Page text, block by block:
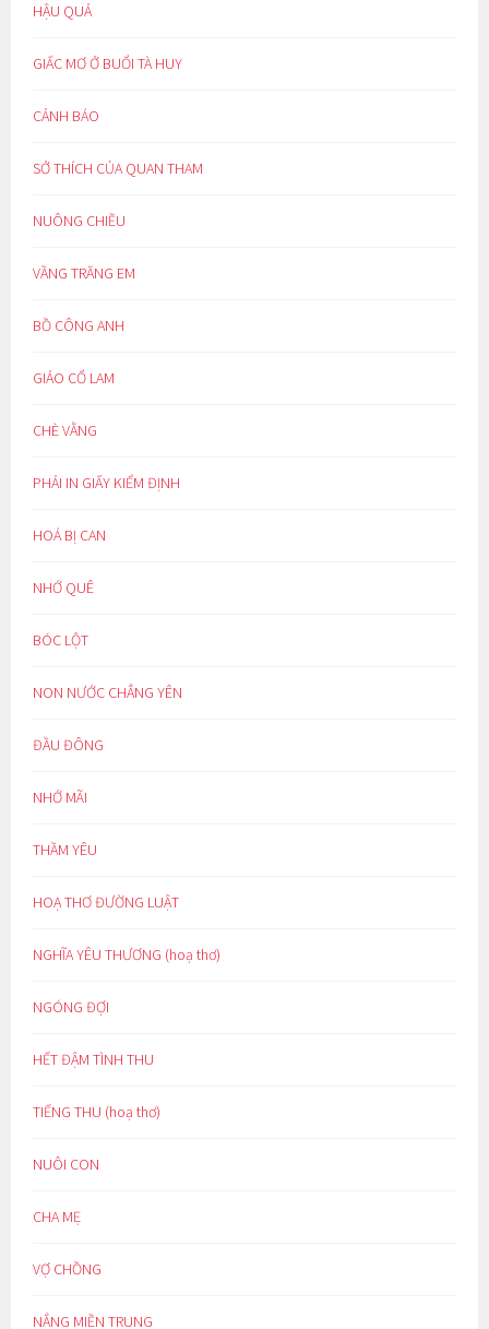
HẬU QUẢ
GIẤC MƠ Ở BUỔI TÀ HUY
CẢNH BÁO
SỞ THÍCH CỦA QUAN THAM
NUÔNG CHIỀU
VẦNG TRĂNG EM
BỒ CÔNG ANH
GIẢO CỔ LAM
CHÈ VẰNG
PHẢI IN GIẤY KIỂM ĐỊNH
HOÁ BỊ CAN
NHỚ QUÊ
BÓC LỘT
NON NƯỚC CHẲNG YÊN
ĐẦU ĐÔNG
NHỚ MÃI
THẦM YÊU
HOẠ THƠ ĐƯỜNG LUẬT
NGHĨA YÊU THƯƠNG (hoạ thơ)
NGÓNG ĐỢI
HẾT ĐẬM TÌNH THU
TIẾNG THU (hoạ thơ)
NUÔI CON
CHA MẸ
VỢ CHỒNG
NẮNG MIỀN TRUNG